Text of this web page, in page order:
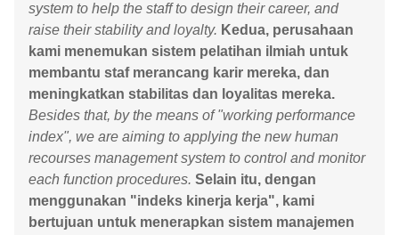
system to help the staff to design their career, and
raise their stability and loyalty. Kedua, perusahaan
kami menemukan sistem pelatihan ilmiah untuk
membantu staf merancang karir mereka, dan
meningkatkan stabilitas dan loyalitas mereka.
Besides that, by the means of "working performance
index", we are aiming to applying the new human
recourses management system to control and monitor
each function procedures. Selain itu, dengan
menggunakan "indeks kinerja kerja", kami
bertujuan untuk menerapkan sistem manajemen